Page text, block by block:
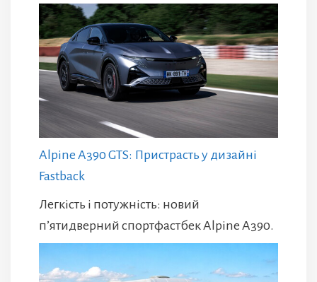
Alpine A390 GTS: Пристрасть у дизайні
Fastback
Легкість і потужність: новий
п’ятидверний спортфастбек Alpine A390.